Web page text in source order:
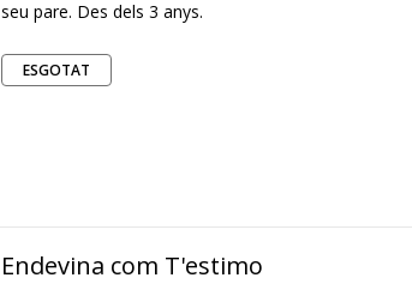
seu pare. Des dels 3 anys.
ESGOTAT
Endevina com T'estimo